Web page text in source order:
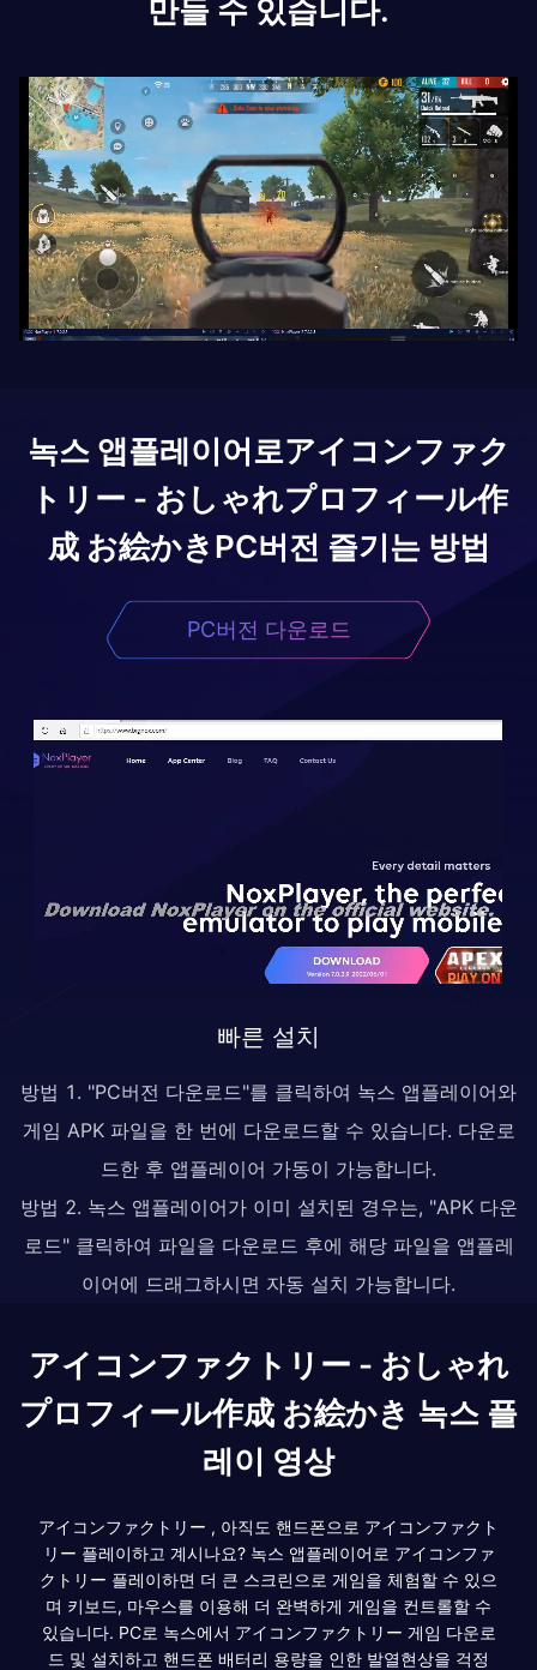
만들 수 있습니다.
녹스 앱플레이어로アイコンファク
トリー - おしゃれプロフィール作
成 お絵かきPC버전 즐기는 방법
PC버전 다운로드
빠른 설치
방법 1. "PC버전 다운로드"를 클릭하여 녹스 앱플레이어와
게임 APK 파일을 한 번에 다운로드할 수 있습니다. 다운로
드한 후 앱플레이어 가동이 가능합니다.
방법 2. 녹스 앱플레이어가 이미 설치된 경우는, "APK 다운
로드" 클릭하여 파일을 다운로드 후에 해당 파일을 앱플레
이어에 드래그하시면 자동 설치 가능합니다.
アイコンファクトリー - おしゃれ
プロフィール作成 お絵かき 녹스 플
레이 영상
アイコンファクトリー , 아직도 핸드폰으로 アイコンファクト
リー 플레이하고 계시나요? 녹스 앱플레이어로 アイコンファ
クトリー 플레이하면 더 큰 스크린으로 게임을 체험할 수 있으
며 키보드, 마우스를 이용해 더 완벽하게 게임을 컨트롤할 수
있습니다. PC로 녹스에서 アイコンファクトリー 게임 다운로
드 및 설치하고 핸드폰 배터리 용량을 인한 발열현상을 걱정